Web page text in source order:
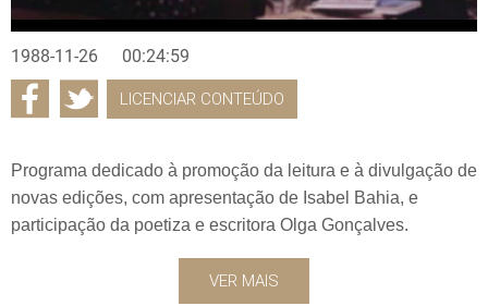
1988-11-26 00:24:59
LICENCIAR CONTEÚDO
Programa dedicado à promoção da leitura e à divulgação de
novas edições, com apresentação de Isabel Bahia, e
participação da poetiza e escritora Olga Gonçalves.
VER MAIS